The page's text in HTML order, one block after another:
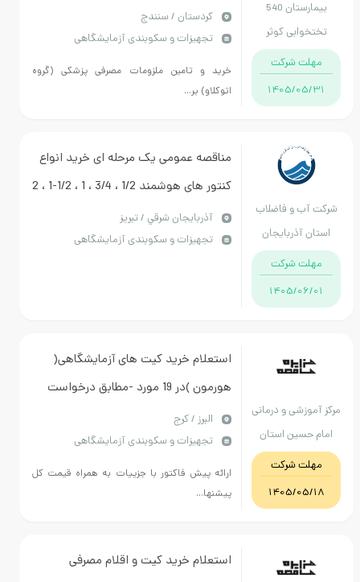
بیمارستان 540
تختخوابی کوثر
سنندج
مهلت شرکت
1405/05/31
پزشکی (گروه اتوکلاو) مورد نیاز مرکز کوثر
كردستان / سنندج
تجهیزات و سکوبندی آزمایشگاهی
خرید و تامين ملزومات مصرفی پزشکی (گروه
اتوکلاو) بر...
شرکت آب و فاضلاب
استان آذربایجان
شرقی
مهلت شرکت
1405/06/01
مناقصه عمومی یک مرحله ای خرید انواع
کنتور های هوشمند 1/2 ، 3/4 ، 1 ، 1/2-1 ، 2
، 3 و 4 اینچ
آذربايجان شرقي / تبریز
تجهیزات و سکوبندی آزمایشگاهی
مرکز آموزشی و درمانی
امام حسین استان
البرز
مهلت شرکت
1405/05/18
استعلام خرید کیت های آزمایشگاهی(
هورمون )در 19 مورد -مطابق درخواست
پیوست-پرداخت 4 ماهه
البرز / کرج
تجهیزات و سکوبندی آزمایشگاهی
ارائه پیش فاکتور با جزییات به همراه قیمت کل
پیشنها...
استعلام خرید کیت و اقلام مصرفی